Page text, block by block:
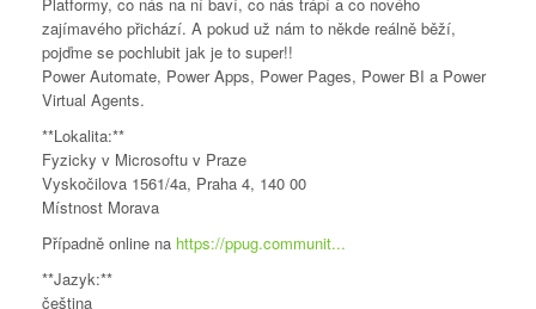
zajímavého přichází. A pokud už nám to někde reálně běží,
pojďme se pochlubit jak je to super!!
Power Automate, Power Apps, Power Pages, Power BI a Power
Virtual Agents.
**Lokalita:**
Fyzicky v Microsoftu v Praze
Vyskočilova 1561/4a, Praha 4, 140 00
Místnost Morava
Případně online na https://ppug.communit...
**Jazyk:**
čeština